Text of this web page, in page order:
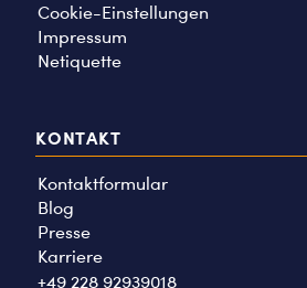
Cookie-Einstellungen
Impressum
Netiquette
KONTAKT
Kontaktformular
Blog
Presse
Karriere
+49 228 92939018